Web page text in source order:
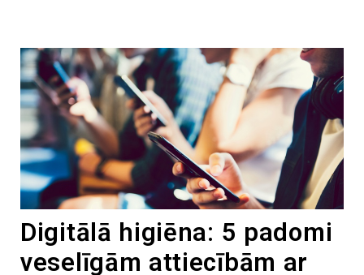
Digitālā higiēna: 5 padomi
veselīgām attiecībām ar